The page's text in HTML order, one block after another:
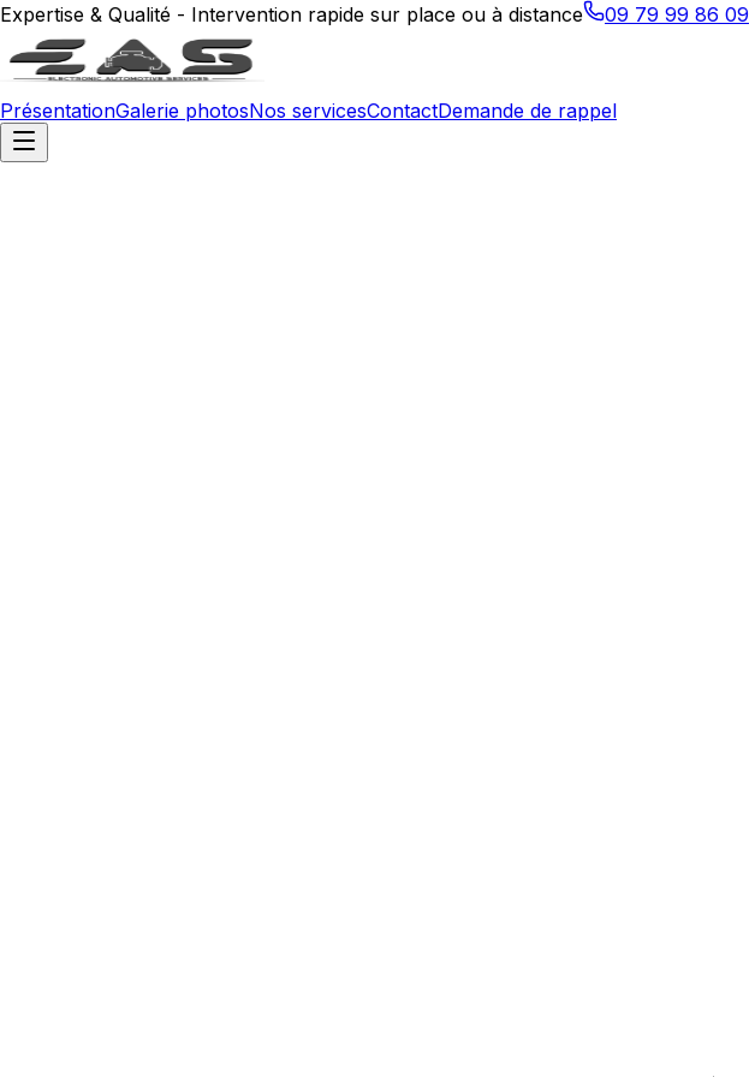
Expertise & Qualité - Intervention rapide sur place ou à distance 09 79 99 86 09
PrésentationGalerie photosNos servicesContactDemande de rappel